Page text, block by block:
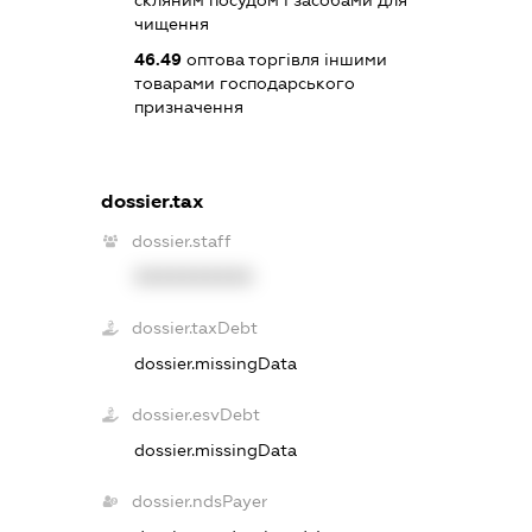
чищення
46.49оптова торгівля іншими
товарами господарського
призначення
dossier.tax
dossier.staff
dossier.taxDebt
dossier.missingData
dossier.esvDebt
dossier.missingData
dossier.ndsPayer